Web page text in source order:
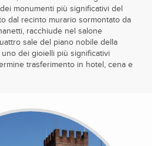
monumenti più significativi del
dal recinto murario sormontato da
racchiude nel salone
sale del piano nobile della
dei gioielli più significativi
trasferimento in hotel, cena e